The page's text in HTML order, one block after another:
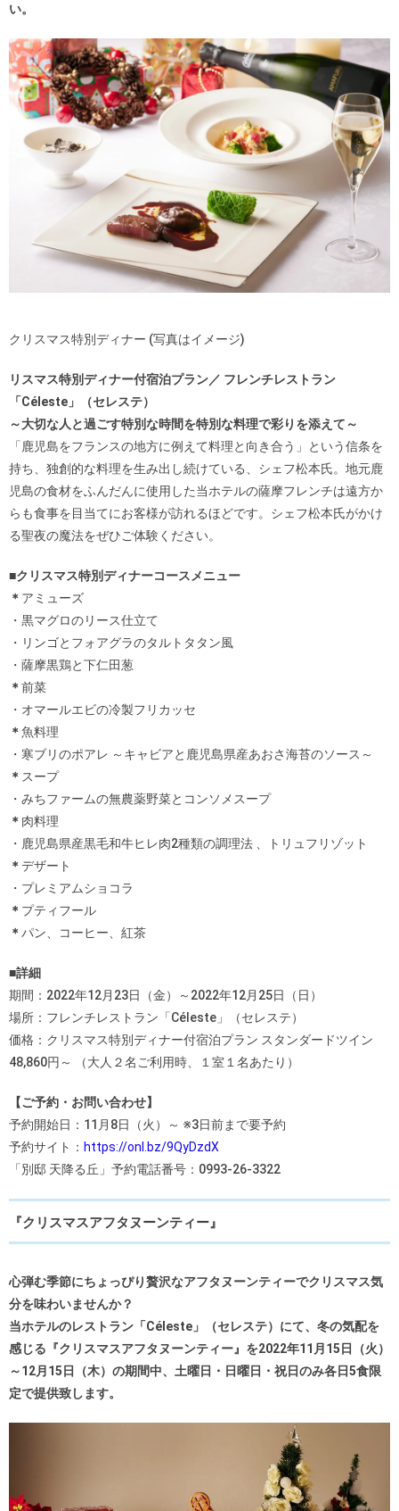
い。
クリスマス特別ディナー (写真はイメージ)
リスマス特別ディナー付宿泊プラン／ フレンチレストラン
「Céleste」（セレステ）
～大切な人と過ごす特別な時間を特別な料理で彩りを添えて～
「鹿児島をフランスの地方に例えて料理と向き合う」という信条を
持ち、独創的な料理を生み出し続けている、シェフ松本氏。地元鹿
児島の食材をふんだんに使用した当ホテルの薩摩フレンチは遠方か
らも食事を目当てにお客様が訪れるほどです。シェフ松本氏がかけ
る聖夜の魔法をぜひご体験ください。
■クリスマス特別ディナーコースメニュー
＊ アミューズ
・黒マグロのリース仕立て
・リンゴとフォアグラのタルトタタン風
・薩摩黒鶏と下仁田葱
＊前菜
・オマールエビの冷製フリカッセ
＊魚料理
・寒ブリのポアレ ～キャビアと鹿児島県産あおさ海苔のソース～
＊ スープ
・みちファームの無農薬野菜とコンソメスープ
＊ 肉料理
・鹿児島県産黒毛和牛ヒレ肉2種類の調理法 、トリュフリゾット
＊デザート
・プレミアムショコラ
＊ プティフール
＊パン、コーヒー、紅茶
■詳細
期間：2022年12月23日（金）～2022年12月25日（日）
場所：フレンチレストラン「Céleste」（セレステ）
価格：クリスマス特別ディナー付宿泊プラン スタンダードツイン
48,860円～ （大人２名ご利用時、１室１名あたり）
【ご予約・お問い合わせ】
予約開始日：11月8日（火）～ ※3日前まで要予約
予約サイト： https://onl.bz/9QyDzdX
「別邸 天降る丘」予約電話番号：0993-26-3322
『クリスマスアフタヌーンティー』
心弾む季節にちょっぴり贅沢なアフタヌーンティーでクリスマス気
分を味わいませんか？
当ホテルのレストラン「Céleste」（セレステ）にて、冬の気配を
感じる『クリスマスアフタヌーンティー』を2022年11月15日（火）
～12月15日（木）の期間中、土曜日・日曜日・祝日のみ各日5食限
定で提供致します。